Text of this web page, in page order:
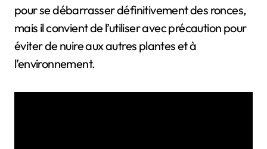
pour se débarrasser définitivement des ronces,
mais il convient de l’utiliser avec précaution pour
éviter de nuire aux autres plantes et à
l’environnement.